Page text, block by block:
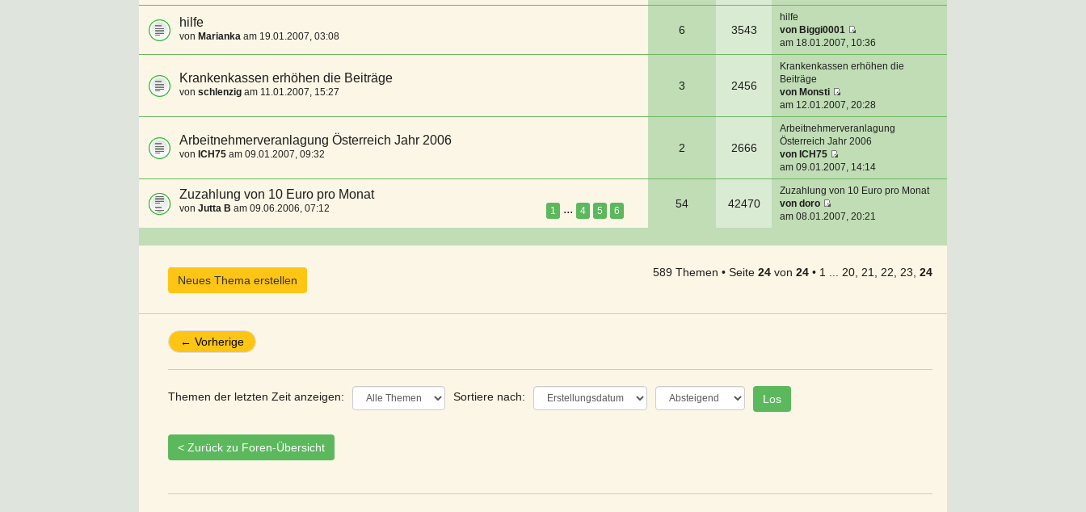
hilfe
von Marianka am 19.01.2007, 03:08 6 3543
hilfe
von Biggi0001
am 18.01.2007, 10:36
Krankenkassen erhöhen die Beiträge
von schlenzig am 11.01.2007, 15:27 3 2456
Krankenkassen erhöhen die
Beiträge
von Monsti
am 12.01.2007, 20:28
Arbeitnehmerveranlagung Österreich Jahr 2006
von ICH75 am 09.01.2007, 09:32 2 2666
Arbeitnehmerveranlagung
Österreich Jahr 2006
von ICH75
am 09.01.2007, 14:14
Zuzahlung von 10 Euro pro Monat
von Jutta B am 09.06.2006, 07:12 1 ... 4 5 6
54 42470
Zuzahlung von 10 Euro pro Monat
von doro
am 08.01.2007, 20:21
Neues Thema erstellen
589 Themen • Seite 24 von 24 • 1 20 21 22 23 24
← Vorherige
Themen der letzten Zeit anzeigen: Sortiere nach:
< Zurück zu Foren-Übersicht